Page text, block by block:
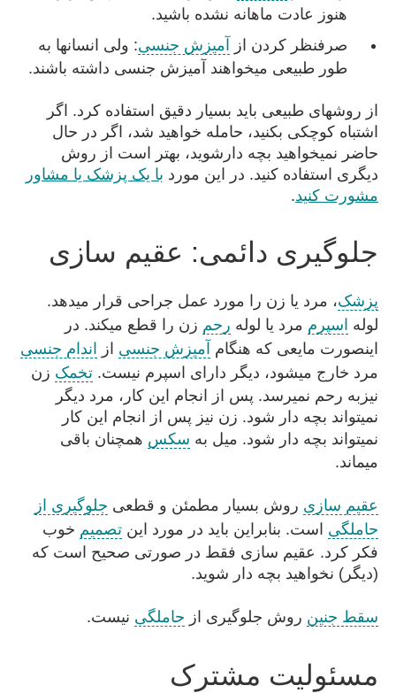
هنوز عادت ماهانه نشده باشید.
صرفنظر کردن از
آمیزش جنسی: ولی انسانها به
طور طبیعی میخواهند آمیزش جنسی داشته باشند.
از روشهای طبیعی باید بسیار دقیق استفاده کرد. اگر
اشتباه کوچکی بکنید، حامله خواهید شد، اگر در حال
حاضر نمیخواهید بچه دارشوید، بهتر است از روش
دیگری استفاده کنید. در این مورد با یک پزشک یا مشاور
مشورت کنید.
جلوگیری دائمی: عقیم سازی
پزشک، مرد یا زن را مورد عمل جراحی قرار میدهد.
لوله اسپرم مرد یا لوله رحم زن را قطع میکند. در
اینصورت مایعی که هنگام آمیزش جنسی از
اندام جنسی
مرد خارج میشود، دیگر دارای اسپرم نیست. تخمک زن
نیزبه رحم نمیرسد. پس از انجام این کار، مرد دیگر
نمیتواند بچه دار شود. زن نیز پس از انجام این کار
نمیتواند بچه دار شود. میل به سکس همچنان باقی
میماند.
عقیم سازی روش بسیار مطمئن و قطعی جلوگیری از
حاملگی است. بنابراین باید در مورد این تصمیم خوب
فکر کرد. عقیم سازی فقط در صورتی صحیح است که
(دیگر) نخواهید بچه دار شوید.
سقط جنین روش جلوگیری از حاملگی نیست.
مسئولیت مشترک